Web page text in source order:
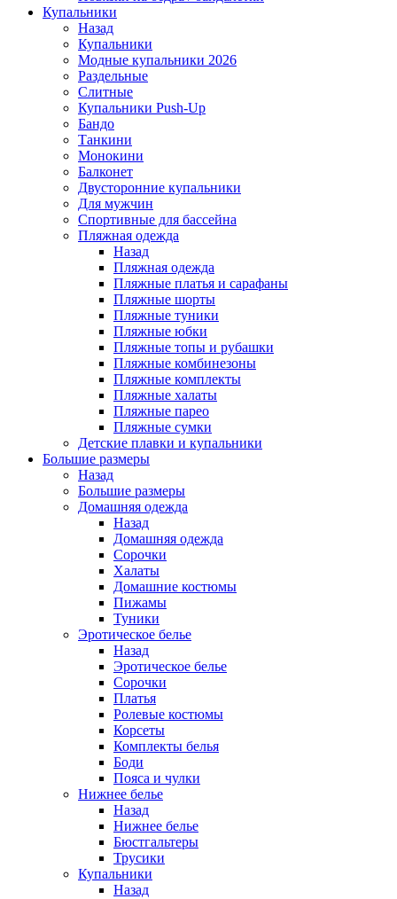
Купальники
Назад
Купальники
Модные купальники 2026
Раздельные
Слитные
Купальники Push-Up
Бандо
Танкини
Монокини
Балконет
Двусторонние купальники
Для мужчин
Спортивные для бассейна
Пляжная одежда
Назад
Пляжная одежда
Пляжные платья и сарафаны
Пляжные шорты
Пляжные туники
Пляжные юбки
Пляжные топы и рубашки
Пляжные комбинезоны
Пляжные комплекты
Пляжные халаты
Пляжные парео
Пляжные сумки
Детские плавки и купальники
Большие размеры
Назад
Большие размеры
Домашняя одежда
Назад
Домашняя одежда
Сорочки
Халаты
Домашние костюмы
Пижамы
Туники
Эротическое белье
Назад
Эротическое белье
Сорочки
Платья
Ролевые костюмы
Корсеты
Комплекты белья
Боди
Пояса и чулки
Нижнее белье
Назад
Нижнее белье
Бюстгальтеры
Трусики
Купальники
Назад